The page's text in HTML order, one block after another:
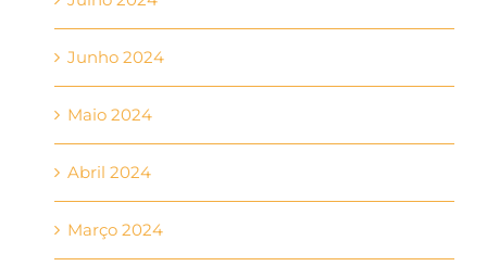
Junho 2024
Maio 2024
Abril 2024
Março 2024